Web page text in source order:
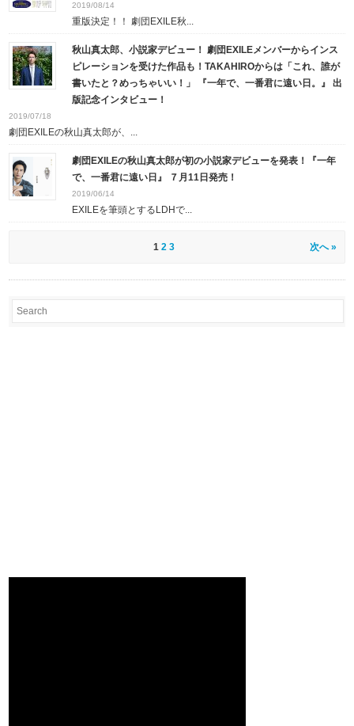
2019/08/14
重版決定！！ 劇団EXILE秋...
秋山真太郎、小説家デビュー！ 劇団EXILEメンバーからインス
ピレーションを受けた作品も！TAKAHIROからは「これ、誰が
書いたと？めっちゃいい！」 『一年で、一番君に遠い日。』 出
版記念インタビュー！
2019/07/18
劇団EXILEの秋山真太郎が、...
劇団EXILEの秋山真太郎が初の小説家デビューを発表！『一年
で、一番君に遠い日』 ７月11日発売！
2019/06/14
EXILEを筆頭とするLDHで...
1 2 3 次へ »